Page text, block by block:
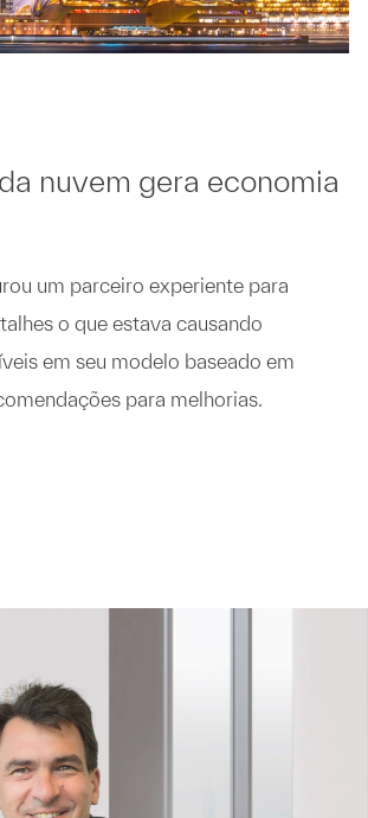
nuvem gera economia
um parceiro experiente para
o que estava causando
em seu modelo baseado em
para melhorias.